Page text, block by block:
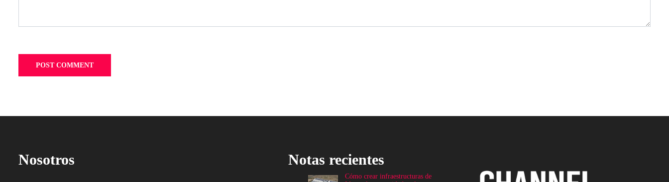
Nosotros Notas recientes
Cómo crear infraestructuras de